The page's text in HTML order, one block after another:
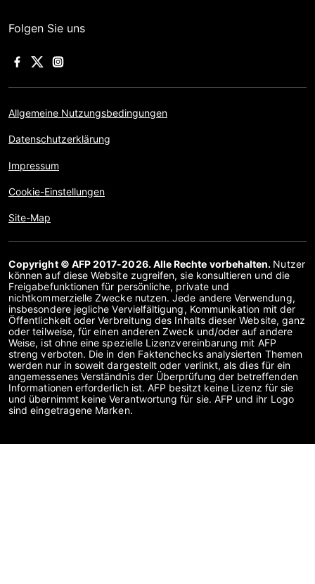
Folgen Sie uns
Allgemeine Nutzungsbedingungen
Datenschutzerklärung
Impressum
Cookie-Einstellungen
Site-Map
Copyright © AFP 2017-2026. Alle Rechte vorbehalten. Nutzer
können auf diese Website zugreifen, sie konsultieren und die
Freigabefunktionen für persönliche, private und
nichtkommerzielle Zwecke nutzen. Jede andere Verwendung,
insbesondere jegliche Vervielfältigung, Kommunikation mit der
Öffentlichkeit oder Verbreitung des Inhalts dieser Website, ganz
oder teilweise, für einen anderen Zweck und/oder auf andere
Weise, ist ohne eine spezielle Lizenzvereinbarung mit AFP
streng verboten. Die in den Faktenchecks analysierten Themen
werden nur in soweit dargestellt oder verlinkt, als dies für ein
angemessenes Verständnis der Überprüfung der betreffenden
Informationen erforderlich ist. AFP besitzt keine Lizenz für sie
und übernimmt keine Verantwortung für sie. AFP und ihr Logo
sind eingetragene Marken.